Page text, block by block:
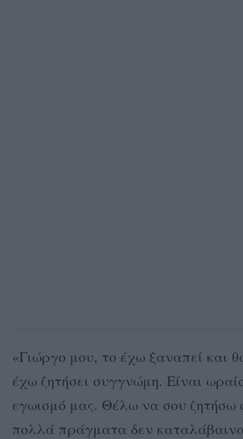
«Γιώργο μου, το έχω ξαναπεί και
έχω ζητήσει συγγνώμη. Είναι
εγωισμό μας. Θέλω να σου ζητήσω
πολλά πράγματα δεν